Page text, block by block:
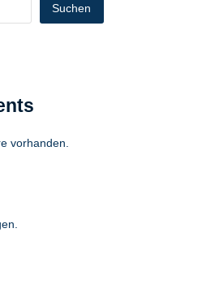
Suchen
vorhanden.